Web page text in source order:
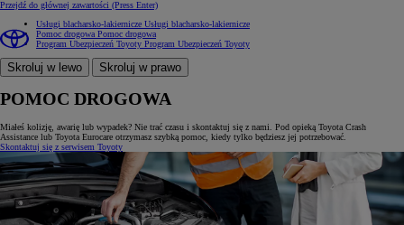
Przejdź do głównej zawartości (Press Enter)
Usługi blacharsko-lakiernicze Usługi blacharsko-lakiernicze
Pomoc drogowa Pomoc drogowa
Program Ubezpieczeń Toyoty Program Ubezpieczeń Toyoty
Skroluj w lewo Skroluj w prawo
POMOC DROGOWA
Miałeś kolizję, awarię lub wypadek? Nie trać czasu i skontaktuj się z nami. Pod opieką Toyota Crash
Assistance lub Toyota Eurocare otrzymasz szybką pomoc, kiedy tylko będziesz jej potrzebować.
Skontaktuj się z serwisem Toyoty